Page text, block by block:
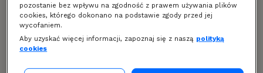
albo w 5 ratach (RRSO 125,82%). W przypadku
spłaty w ratach, ponosisz koszt utworzenia
Harmonogramu Spłat (8,6%) oraz
oprocentowania (zmienne).
pozostanie bez wpływu na zgodność z prawem używania plików
cookies, którego dokonano na podstawie zgody przed jej
wycofaniem.
Aby uzyskać więcej informacji, zapoznaj się z naszą polityką
cookies